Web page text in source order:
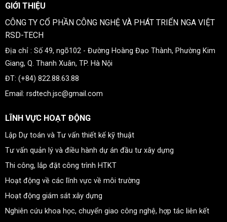
GIỚI THIỆU
CÔNG TY CỔ PHẦN CÔNG NGHỆ VÀ PHÁT TRIỂN NGA VIỆT
RSD-TECH
Địa chỉ : Số 49, ngõ102 - Đường Hoàng Đạo Thành, Phường Kim
Giang, Q. Thanh Xuân, TP. Hà Nội
ĐT: (+84) 822.88.63.88
Email: rsdtech.jsc@gmail.com
LĨNH VỰC HOẠT ĐỘNG
Lập Dự toán và Tư vấn thiết kế kỹ thuật
Tư vấn quản lý và điều hành dự án đầu tư xây dựng
Thi công, lắp đặt công trình HTKT
Hoạt động về các lĩnh vực về môi trường
Hoạt động giám sát xây dựng
Nghiên cứu khoa học, chuyển giao công nghệ, hợp tác liên kết